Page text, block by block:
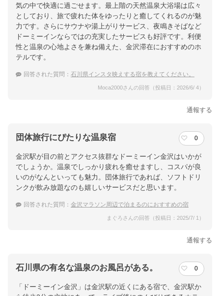
気の中で快適に過ごせます。最上階の天然温泉大浴場は広々
としており、旅で疲れた体をゆったりと癒してくれるのが魅
力です。さらにサウナや湯上がりサービス、夜鳴きそばなど
ドーミーインならではの充実したサービスも好評です。利便
性と温泉の心地よさを兼ね備えた、金沢滞在におすすめのホ
テルです。
回答された質問： 石川県インスタ映えする宿を教えてください。
Moca2000さんの回答（投稿日：2026/6/ 4）
通報する
団体旅行にぴたりな温泉宿 0
金沢駅が目の前とアクセス抜群なドーミーイン金沢はいかが
でしょうか。温泉でしっかり疲れを癒せますし、コスパが良
いのがなんといっても魅力。団体旅行であれば、ソフトドリ
ンクが飲み放題なのも嬉しいサービスだと思います。
回答された質問： 金沢マラソン周辺で泊まるのにおすすめの宿
まぐろさんの回答（投稿日：2025/7/ 1）
通報する
石川県の有名な温泉のお風呂がある。 0
「ドーミーイン金沢」は金沢駅の近くにある宿で、金沢駅か